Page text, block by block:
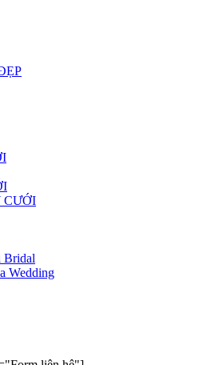
CƯỚI
Bridal
Wedding